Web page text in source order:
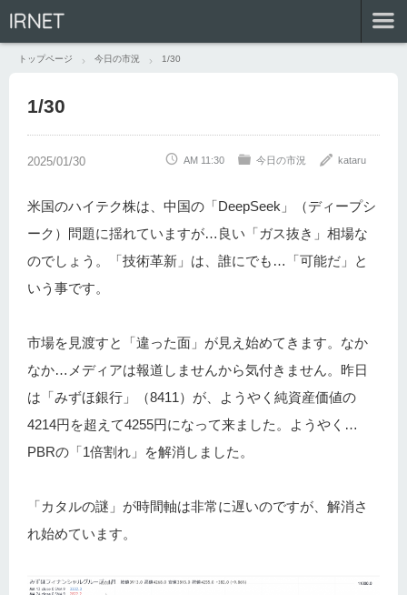
IRNET
トップページ 今日の市況 1/30
1/30
AM 11:30 今日の市況 kataru
米国のハイテク株は、中国の「DeepSeek」（ディープシ
ーク）問題に揺れていますが…良い「ガス抜き」相場な
のでしょう。「技術革新」は、誰にでも…「可能だ」と
いう事です。
市場を見渡すと「違った面」が見え始めてきます。なか
なか…メディアは報道しませんから気付きません。昨日
は「みずほ銀行」（8411）が、ようやく純資産価値の
4214円を超えて4255円になって来ました。ようやく…
PBRの「1倍割れ」を解消しました。
「カタルの謎」が時間軸は非常に遅いのですが、解消さ
れ始めています。